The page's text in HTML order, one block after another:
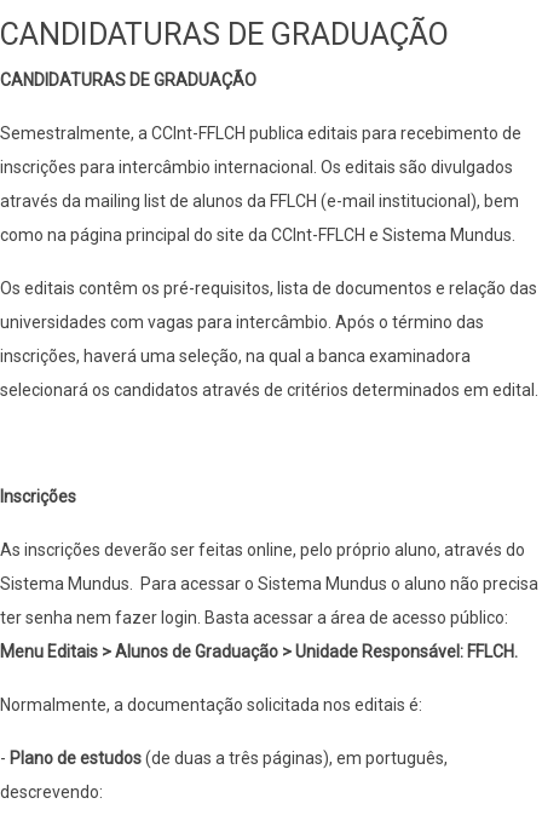
CANDIDATURAS DE GRADUAÇÃO
CANDIDATURAS DE GRADUAÇÃO
Semestralmente, a CCInt-FFLCH publica editais para recebimento de
inscrições para intercâmbio internacional. Os editais são divulgados
através da mailing list de alunos da FFLCH (e-mail institucional), bem
como na página principal do site da CCInt-FFLCH e Sistema Mundus.
Os editais contêm os pré-requisitos, lista de documentos e relação das
universidades com vagas para intercâmbio. Após o término das
inscrições, haverá uma seleção, na qual a banca examinadora
selecionará os candidatos através de critérios determinados em edital.
Inscrições
As inscrições deverão ser feitas online, pelo próprio aluno, através do
Sistema Mundus. Para acessar o Sistema Mundus o aluno não precisa
ter senha nem fazer login. Basta acessar a área de acesso público:
Menu Editais > Alunos de Graduação > Unidade Responsável: FFLCH.
Normalmente, a documentação solicitada nos editais é:
- Plano de estudos(de duas a três páginas), em português,
descrevendo: